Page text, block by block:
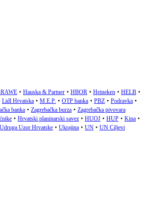
• Hauska & Partner • HBOR • Heineken • HELB •
Lidl Hrvatska • M.E.P. • OTP banka • PBZ • Podravka •
banka • Zagrebačka burza • Zagrebačka pivovara
• Hrvatski planinarski savez • HUOJ • HUP • Kina •
Udruga Uzor Hrvatske • Ukrajina • UN • UN Ciljevi